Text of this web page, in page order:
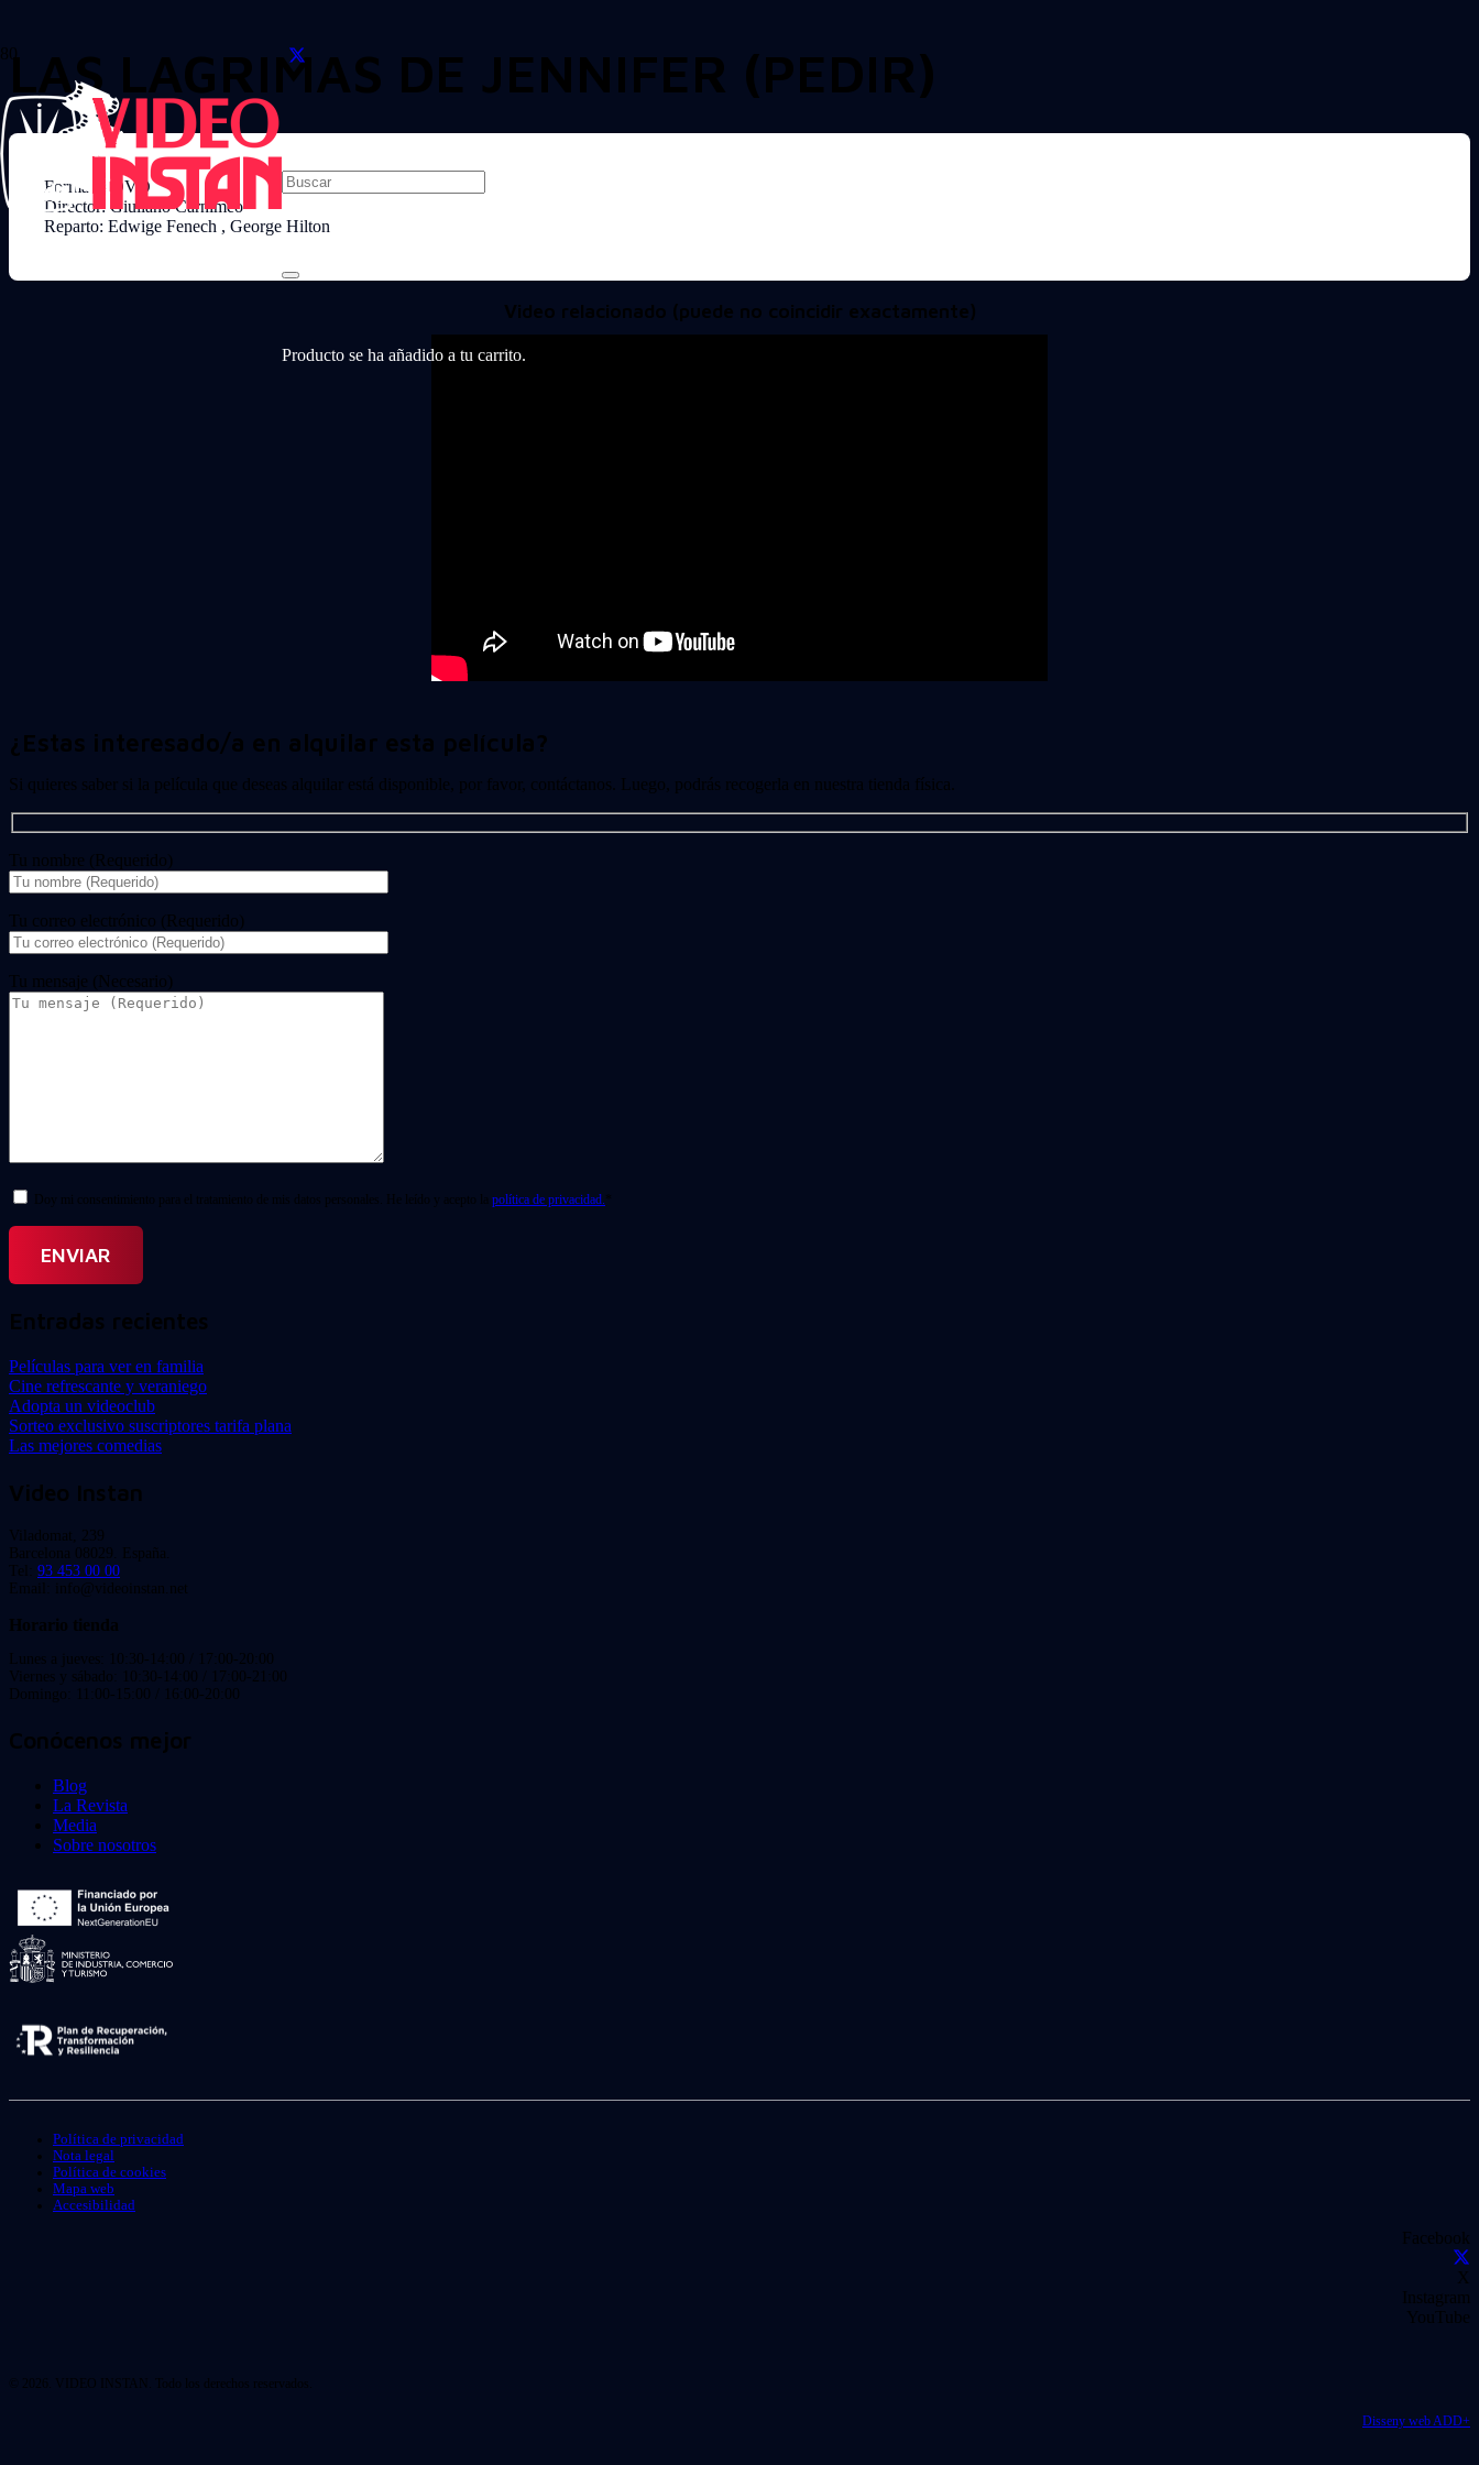
Producto se ha añadido a tu carrito.
LAS LAGRIMAS DE JENNIFER (PEDIR)
Formato: DVD
Director: Giuliano Carnimeo
Reparto: Edwige Fenech , George Hilton
Video relacionado (puede no coincidir exactamente)
¿Estas interesado/a en alquilar esta película?
Si quieres saber si la película que deseas alquilar está disponible, por favor, contáctanos. Luego, podrás recogerla en nuestra tienda física.
Tu nombre (Requerido)
Tu correo electrónico (Requerido)
Tu mensaje (Necesario)
Doy mi consentimiento para el tratamiento de mis datos personales. He leído y acepto la política de privacidad. *
Entradas recientes
Películas para ver en familia
Cine refrescante y veraniego
Adopta un videoclub
Sorteo exclusivo suscriptores tarifa plana
Las mejores comedias
Video Instan
Viladomat, 239
Barcelona 08029. España.
Tel: 93 453 00 00
Email: info@videoinstan.net
Horario tienda
Lunes a jueves: 10:30-14:00 / 17:00-20:00
Viernes y sábado: 10:30-14:00 / 17:00-21:00
Domingo: 11:00-15:00 / 16:00-20:00
Conócenos mejor
Blog
La Revista
Media
Sobre nosotros
Política de privacidad
Nota legal
Política de cookies
Mapa web
Accesibilidad
Facebook
X
Instagram
YouTube
© 2026. VIDEO INSTAN. Todo los derechos reservados.
Disseny web ADD+